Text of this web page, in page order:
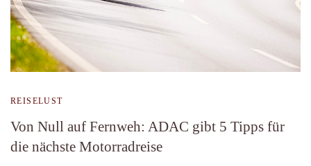
REISELUST
Von Null auf Fernweh: ADAC gibt 5 Tipps für
die nächste Motorradreise